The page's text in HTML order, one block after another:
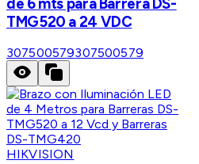
TMG520 a 24 VDC
307500579307500579
HIKVISION